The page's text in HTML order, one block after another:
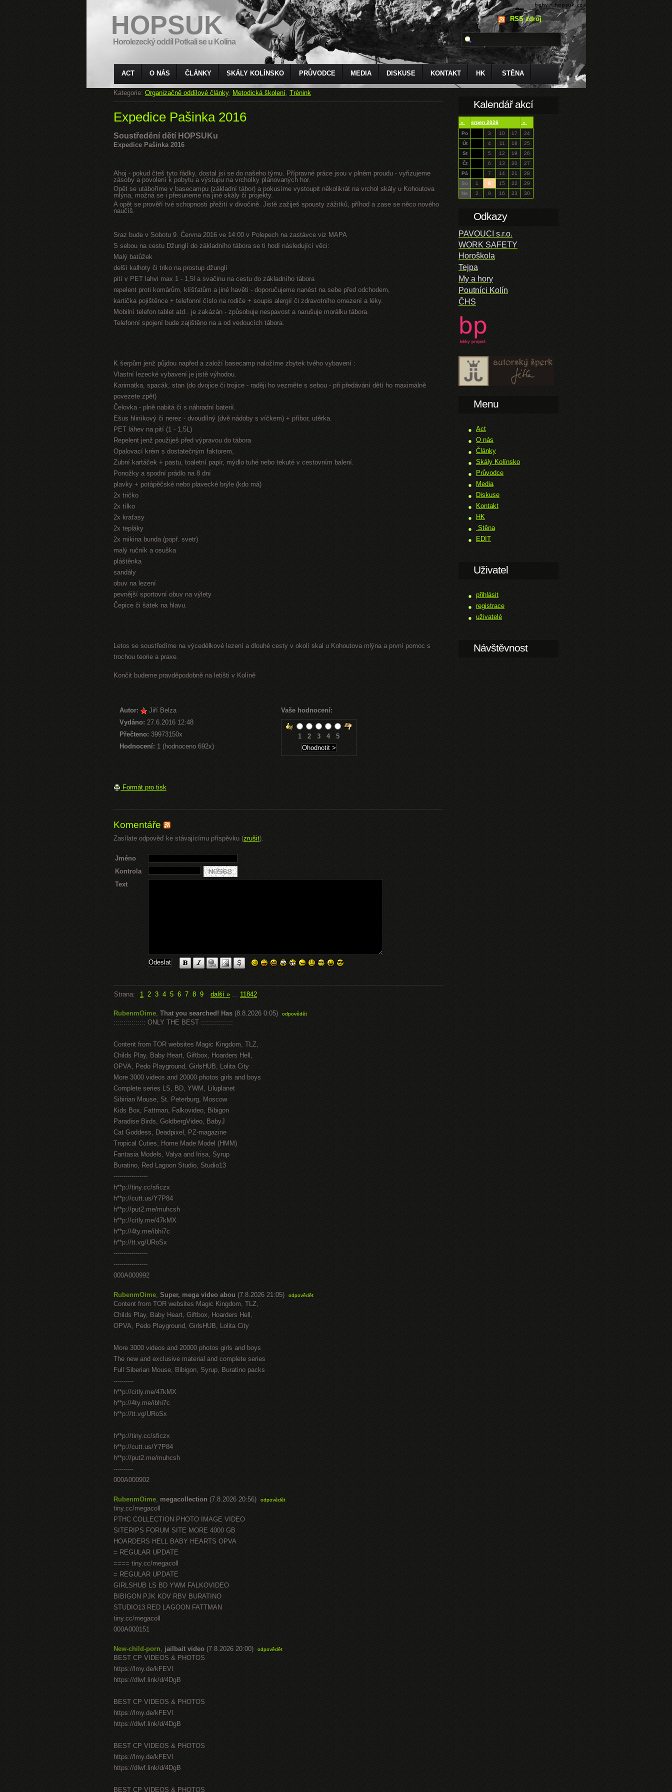
HOPSUK
Horolezecký oddíl Potkali se u Kolína
RSS zdroj
ACT O NÁS ČLÁNKY SKÁLY KOLÍNSKO PRŮVODCE MEDIA DISKUSE KONTAKT HK STĚNA
Kategorie: Organizačně oddílové články, Metodická školení, Trénink
Expedice Pašinka 2016
Soustředění dětí HOPSUKu
Expedice Pašinka 2016
Ahoj - pokud čteš tyto řádky, dostal jsi se do našeho týmu. Přípravné práce jsou v plném proudu - vyřizujeme
zásoby a povolení k pobytu a výstupu na vrcholky plánovaných hor.
Opět se utáboříme v basecampu (základní tábor) a pokusíme vystoupit několikrát na vrchol skály u Kohoutova
mlýna, možná se i přesuneme na jiné skály či projekty.
A opět se prověří tvé schopnosti přežití v divočině. Jistě zažiješ spousty zážitků, příhod a zase se něco nového
naučíš.
Sraz bude v Sobotu 9. Června 2016 ve 14:00 v Polepech na zastávce viz MAPA
S sebou na cestu Džunglí do základního tábora se ti hodí následující věci:
Malý batůžek
delší kalhoty či triko na prostup džunglí
pití v PET lahvi max 1 - 1,5l a svačinu na cestu do základního tábora
repelent proti komárům, klíšťatům a jiné havěti - doporučujeme nanést na sebe před odchodem,
kartička pojištěnce + telefonní číslo na rodiče + soupis alergií či zdravotního omezení a léky.
Mobilní telefon tablet atd.. je zakázán - způsobuje nespavost a narušuje morálku tábora.
Telefonní spojení bude zajištěno na a od vedoucích tábora.
K šerpům jenž půjdou napřed a založí basecamp naložíme zbytek tvého vybavení :
Vlastní lezecké vybavení je jistě výhodou.
Karimatka, spacák, stan (do dvojice či trojice - raději ho vezměte s sebou - při předávání dětí ho maximálně
povezete zpět)
Čelovka - plně nabitá či s náhradní baterií.
Ešus hliníkový či nerez - dvoudílný (dvě nádoby s víčkem) + příbor, utěrka.
PET láhev na pití (1 - 1,5L)
Repelent jenž použiješ před výpravou do tábora
Opalovací krém s dostatečným faktorem,
Zubní kartáček + pastu, toaletní papír, mýdlo tuhé nebo tekuté v cestovním balení.
Ponožky a spodní prádlo na 8 dní
plavky + potápěčské nebo plavecké brýle (kdo má)
2x tričko
2x tílko
2x kraťasy
2x tepláky
2x mikina bunda (popř. svetr)
malý ručník a osuška
pláštěnka
sandály
obuv na lezení
pevnější sportovní obuv na výlety
Čepice či šátek na hlavu.
Letos se soustředíme na výcedélkové lezení a dlouhé cesty v okolí skal u Kohoutova mlýna a první pomoc s
trochou teorie a praxe.
Končit budeme pravděpodobně na letišti v Kolíně
Autor:
Jiří Belza
Vydáno: 27.6.2016 12:48
Přečteno: 39973150x
Hodnocení: 1 (hodnoceno 692x)
Vaše hodnocení:
1 2 3 4 5
Formát pro tisk
Komentáře
Zasílate odpověď ke stávajícímu příspěvku (zrušit).
Jméno
Kontrola
Text
Strana: 1 2 3 4 5 6 7 8 9 další » ... 11842
RubenmOime, That you searched! Has (8.8.2026 0:05) odpovědět
:::::::::::::::: ONLY THE BEST ::::::::::::::::
Content from TOR websites Magic Kingdom, TLZ,
Childs Play, Baby Heart, Giftbox, Hoarders Hell,
OPVA, Pedo Playground, GirlsHUB, Lolita City
More 3000 videos and 20000 photos girls and boys
Complete series LS, BD, YWM, Liluplanet
Sibirian Mouse, St. Peterburg, Moscow
Kids Box, Fattman, Falkovideo, Bibigon
Paradise Birds, GoldbergVideo, BabyJ
Cat Goddess, Deadpixel, PZ-magazine
Tropical Cuties, Home Made Model (HMM)
Fantasia Models, Valya and Irisa, Syrup
Buratino, Red Lagoon Studio, Studio13
-----------------
h**p://tiny.cc/sficzx
h**p://cutt.us/Y7P84
h**p://put2.me/muhcsh
h**p://citly.me/47kMX
h**p://4ty.me/ibhi7c
h**p://tt.vg/URoSx
-----------------
-----------------
000A000992
RubenmOime, Super, mega video abou (7.8.2026 21:05) odpovědět
Content from TOR websites Magic Kingdom, TLZ,
Childs Play, Baby Heart, Giftbox, Hoarders Hell,
OPVA, Pedo Playground, GirlsHUB, Lolita City
More 3000 videos and 20000 photos girls and boys
The new and exclusive material and complete series
Full Siberian Mouse, Bibigon, Syrup, Buratino packs
----------
h**p://citly.me/47kMX
h**p://4ty.me/ibhi7c
h**p://tt.vg/URoSx
h**p://tiny.cc/sficzx
h**p://cutt.us/Y7P84
h**p://put2.me/muhcsh
----------
000A000902
RubenmOime, megacollection (7.8.2026 20:56) odpovědět
tiny.cc/megacoll
PTHC COLLECTION PHOTO IMAGE VIDEO
SITERIPS FORUM SITE MORE 4000 GB
HOARDERS HELL BABY HEARTS OPVA
= REGULAR UPDATE
==== tiny.cc/megacoll
= REGULAR UPDATE
GIRLSHUB LS BD YWM FALKOVIDEO
BIBIGON PJK KDV RBV BURATINO
STUDIO13 RED LAGOON FATTMAN
tiny.cc/megacoll
000A000151
New-child-porn, jailbait video (7.8.2026 20:00) odpovědět
BEST CP VIDEOS & PHOTOS
https://lmy.de/kFEVl
https://dlwf.link/d/4DgB
BEST CP VIDEOS & PHOTOS
https://lmy.de/kFEVl
https://dlwf.link/d/4DgB
BEST CP VIDEOS & PHOTOS
https://lmy.de/kFEVl
https://dlwf.link/d/4DgB
BEST CP VIDEOS & PHOTOS
Kalendář akcí
« srpen 2026
»
Po
3 10 17
24
Út
4 11 18
25
St
5 12 19
26
Čt
6 13 20
27
Pá
7 14 21
28
So
1 8 15 22
29
Ne
2 9 16 23 30
Odkazy
PAVOUCI s.r.o.
WORK SAFETY
Horoškola
Tejpa
My a hory
Poutníci Kolín
ČHS
Menu
Act
O nás
Články
Skály Kolínsko
Průvodce
Media
Diskuse
Kontakt
HK
Stěna
EDIT
Uživatel
přihlásit
registrace
uživatelé
Návštěvnost